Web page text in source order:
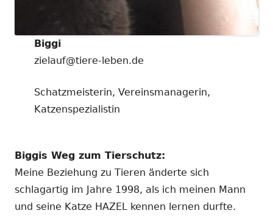
Biggi
zielauf@tiere-leben.de
Schatzmeisterin, Vereinsmanagerin,
Katzenspezialistin
Biggis Weg zum Tierschutz:
Meine Beziehung zu Tieren änderte sich
schlagartig im Jahre 1998, als ich meinen Mann
und seine Katze HAZEL kennen lernen durfte.